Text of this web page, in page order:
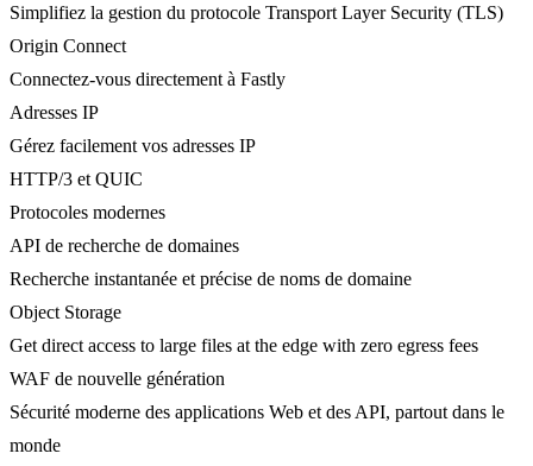
Simplifiez la gestion du protocole Transport Layer Security (TLS)
Origin Connect
Connectez-vous directement à Fastly
Adresses IP
Gérez facilement vos adresses IP
HTTP/3 et QUIC
Protocoles modernes
API de recherche de domaines
Recherche instantanée et précise de noms de domaine
Object Storage
Get direct access to large files at the edge with zero egress fees
WAF de nouvelle génération
Sécurité moderne des applications Web et des API, partout dans le
monde